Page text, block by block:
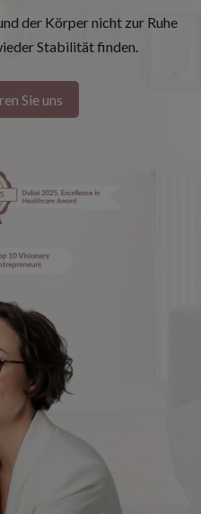
der Körper nicht zur Ruhe
Stabilität finden.
Sie uns